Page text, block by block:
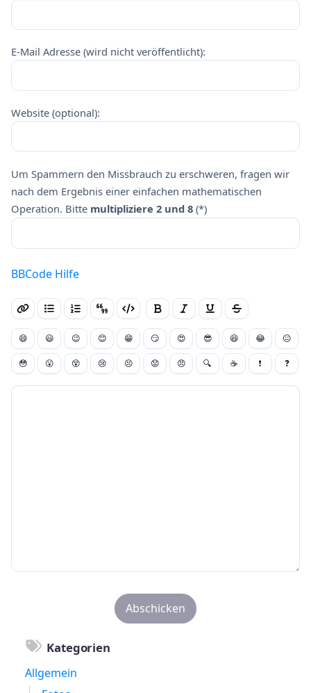
E-Mail Adresse (wird nicht veröffentlicht):
Website (optional):
Um Spammern den Missbrauch zu erschweren, fragen wir
nach dem Ergebnis einer einfachen mathematischen
Operation. Bitte multipliziere 2 und 8 (*)
BBCode Hilfe
😄 😃 😉 😊 😁 😏 😍 😎 😆 😂 😐
😳 😮 😵 😢 😣 😟 😠 🔍 ☕ ❗ ❓
Kategorien
Allgemein